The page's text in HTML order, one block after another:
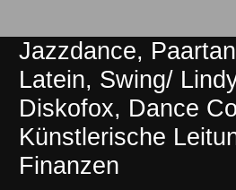
Jazzdance,
Latein, Swing/
Diskofox, Dance
Künstlerische
Finanzen